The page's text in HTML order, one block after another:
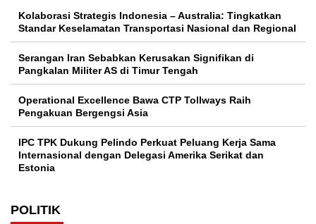
Kolaborasi Strategis Indonesia – Australia: Tingkatkan
Standar Keselamatan Transportasi Nasional dan Regional
Serangan Iran Sebabkan Kerusakan Signifikan di
Pangkalan Militer AS di Timur Tengah
Operational Excellence Bawa CTP Tollways Raih
Pengakuan Bergengsi Asia
IPC TPK Dukung Pelindo Perkuat Peluang Kerja Sama
Internasional dengan Delegasi Amerika Serikat dan
Estonia
POLITIK